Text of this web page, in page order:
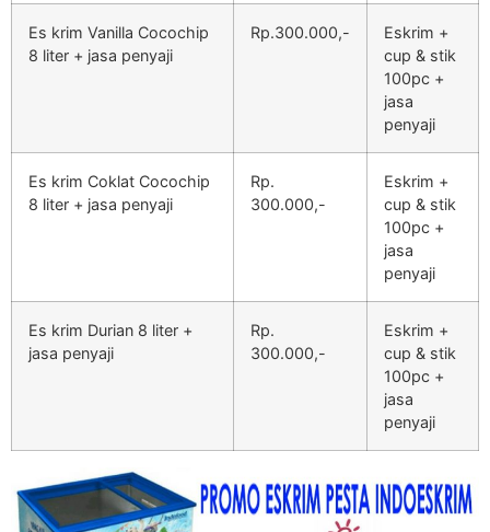
Es krim Vanilla Cocochip
8 liter + jasa penyaji
Rp.300.000,-
Eskrim +
cup & stik
100pc +
jasa
penyaji
Es krim Coklat Cocochip
8 liter + jasa penyaji
Rp.
300.000,-
Eskrim +
cup & stik
100pc +
jasa
penyaji
Es krim Durian 8 liter +
jasa penyaji
Rp.
300.000,-
Eskrim +
cup & stik
100pc +
jasa
penyaji